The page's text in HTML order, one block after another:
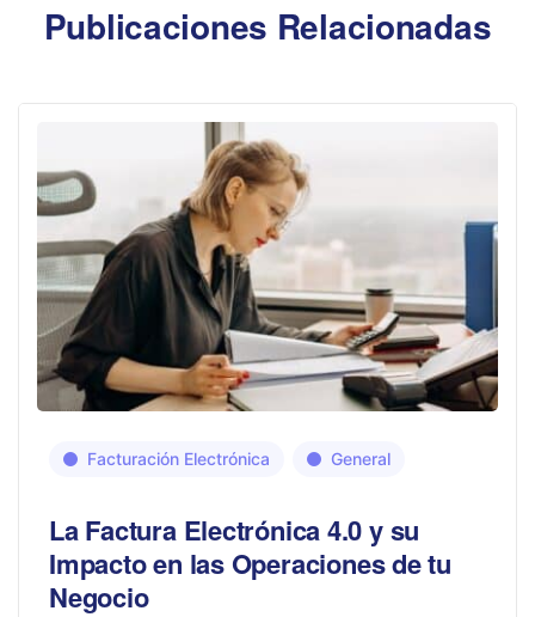
Publicaciones Relacionadas
Facturación Electrónica General
La Factura Electrónica 4.0 y su
Impacto en las Operaciones de tu
Negocio